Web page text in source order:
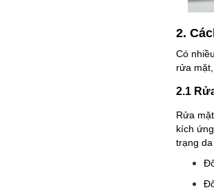
2.
Có
rửa
2.1
Rửa
kích
trạng da